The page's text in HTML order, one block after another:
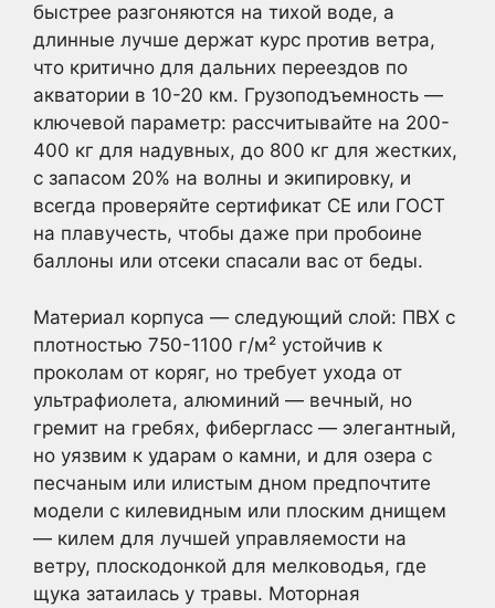
быстрее разгоняются на тихой воде, а
длинные лучше держат курс против ветра,
что критично для дальних переездов по
акватории в 10-20 км. Грузоподъемность —
ключевой параметр: рассчитывайте на 200-
400 кг для надувных, до 800 кг для жестких,
с запасом 20% на волны и экипировку, и
всегда проверяйте сертификат CE или ГОСТ
на плавучесть, чтобы даже при пробоине
баллоны или отсеки спасали вас от беды.
Материал корпуса — следующий слой: ПВХ с
плотностью 750-1100 г/м² устойчив к
проколам от коряг, но требует ухода от
ультрафиолета, алюминий — вечный, но
гремит на гребях, фибергласс — элегантный,
но уязвим к ударам о камни, и для озера с
песчаным или илистым дном предпочтите
модели с килевидным или плоским днищем
— килем для лучшей управляемости на
ветру, плоскодонкой для мелководья, где
щука затаилась у травы. Моторная